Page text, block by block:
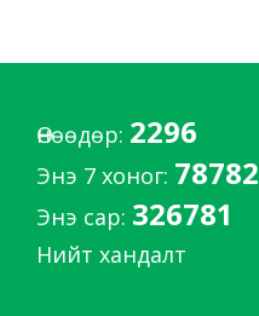
Өнөөдөр: 2296
Энэ 7 хоног: 78782
Энэ сар: 326781
Нийт хандалт